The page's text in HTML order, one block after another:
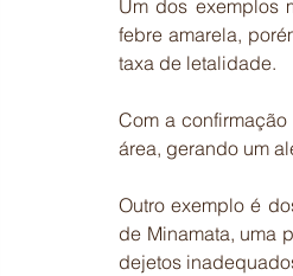
Um dos exemplos
febre amarela,
taxa de letalidade.
Com a
área, gerando um
Outro exemplo é
de Minamata, uma
dejetos